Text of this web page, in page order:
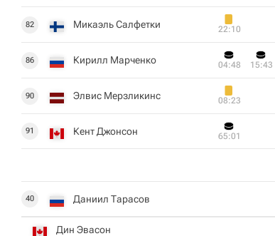
82 Микаэль Салфетки 22:10
86 Кирилл Марченко 04:48 15:43
90 Элвис Мерзликинс 08:23
91 Кент Джонсон 65:01
40 Даниил Тарасов
Дин Эвасон